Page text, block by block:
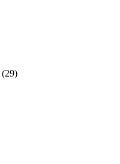
(29)